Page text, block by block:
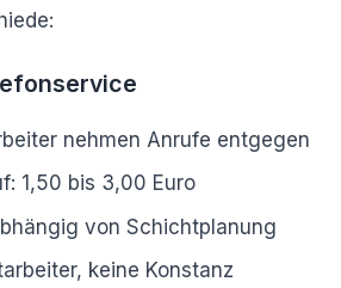
nehmen Anrufe entgegen
1,50 bis 3,00 Euro
von Schichtplanung
keine Konstanz